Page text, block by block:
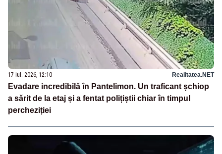
17 iul. 2026, 12:10 Realitatea.NET
Evadare incredibilă în Pantelimon. Un traficant șchiop
a sărit de la etaj și a fentat polițiștii chiar în timpul
percheziției